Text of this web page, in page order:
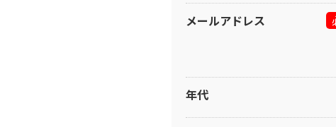
メールアドレス
年代